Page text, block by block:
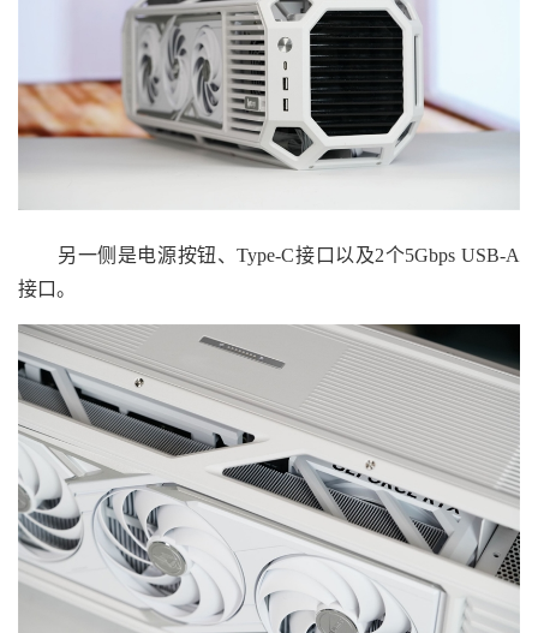
另一侧是电源按钮、Type-C接口以及2个5Gbps USB-A
接口。